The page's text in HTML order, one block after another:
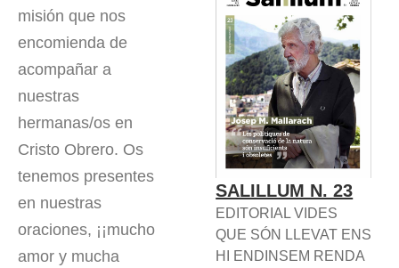
misión que nos
encomienda de
acompañar a
nuestras
hermanas/os en
Cristo Obrero. Os
tenemos presentes
en nuestras
oraciones, ¡¡mucho
amor y mucha
SALILLUM N. 23
EDITORIAL VIDES
QUE SÓN LLEVAT ENS
HI ENDINSEM RENDA